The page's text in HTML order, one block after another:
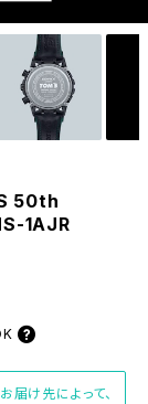
50th
1AJR
け先によって、